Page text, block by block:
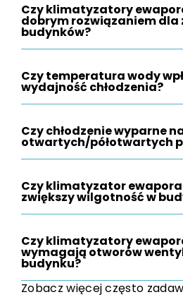
Czy klimatyzatory
dobrym rozwiązaniem dla
budynków?
Czy temperatura wody
wydajność chłodzenia?
Czy chłodzenie wyparne
otwartych/półotwartych
Czy klimatyzator
zwiększy wilgotność w
Czy klimatyzatory
wymagają otworów
budynku?
Zobacz więcej często